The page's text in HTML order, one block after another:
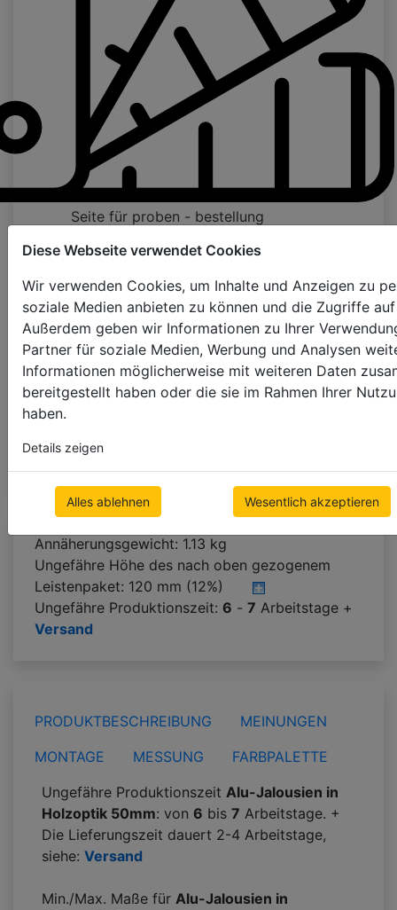
Diese Webseite verwendet Cookies
Wir verwenden Cookies, um Inhalte und Anzeigen zu
soziale Medien anbieten zu können und die Zugriffe
Außerdem geben wir Informationen zu Ihrer
Partner für soziale Medien, Werbung und Analysen
Informationen möglicherweise mit weiteren Daten
bereitgestellt haben oder die sie im Rahmen Ihrer
haben.
Details zeigen
Alles ablehnen Wesentlich akzeptieren
Seite für proben - bestellung
Bandfarbe
nur Leiterschnur 25mm
10mm
38mm
Annäherungsgewicht: 1.13 kg
Ungefähre Höhe des nach oben gezogenem
Leistenpaket: 120 mm (12%)
Ungefähre Produktionszeit: 6 - 7 Arbeitstage +
Versand
PRODUKTBESCHREIBUNG
MEINUNGEN
MONTAGE
MESSUNG
FARBPALETTE
Ungefähre Produktionszeit Alu-Jalousien in
Holzoptik 50mm: von 6 bis 7 Arbeitstage. +
Die Lieferungszeit dauert 2-4 Arbeitstage,
siehe: Versand
Min./Max. Maße für Alu-Jalousien in